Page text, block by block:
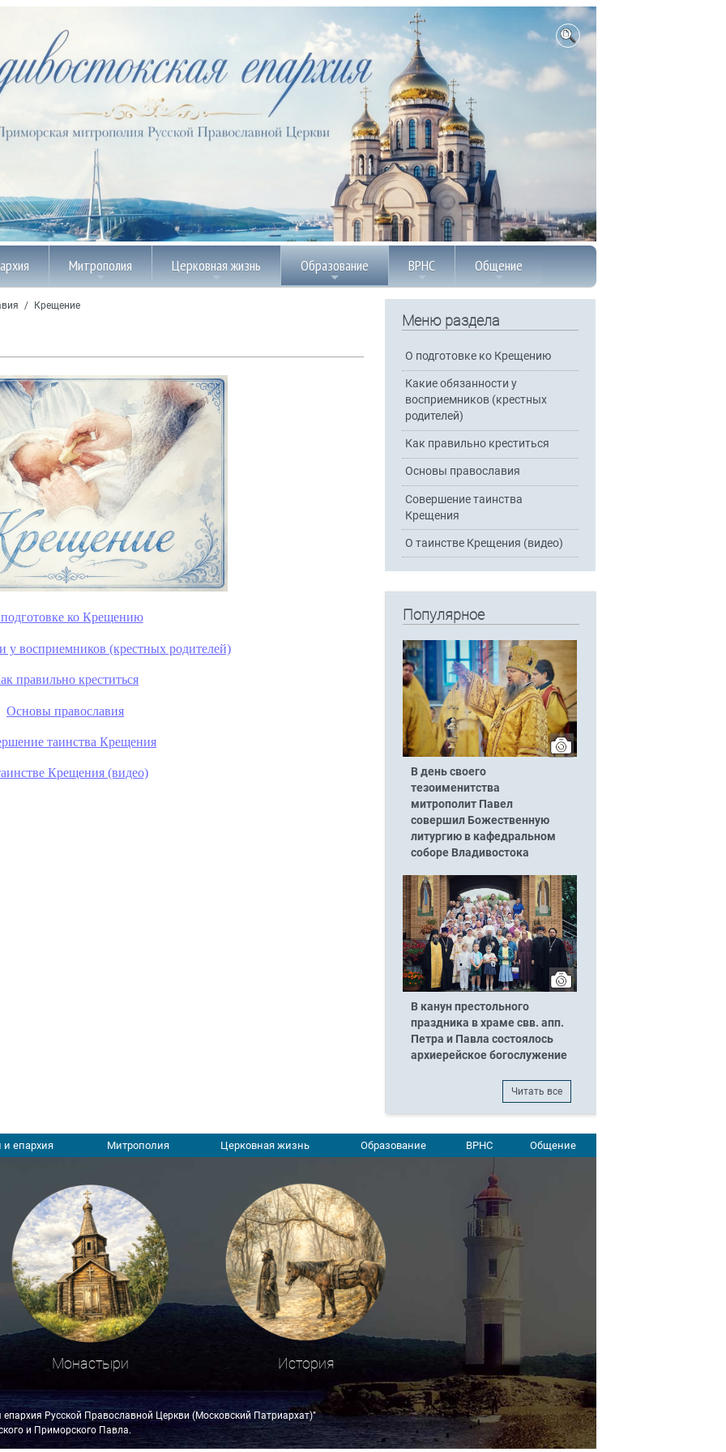
Митрополия Церковная жизнь Образование ВРНС Общение
/ Крещение
ко Крещению
у восприемников (крестных родителей)
правильно креститься
Основы православия
таинства Крещения
Крещения (видео)
Меню раздела
О подготовке ко Крещению
Какие обязанности у
восприемников (крестных
родителей)
Как правильно креститься
Основы православия
Совершение таинства
Крещения
О таинстве Крещения (видео)
Популярное
В день своего
тезоименитства
митрополит Павел
совершил Божественную
литургию в кафедральном
соборе Владивостока
В канун престольного
праздника в храме свв. апп.
Петра и Павла состоялось
архиерейское богослужение
Читать все
и епархия Митрополия Церковная жизнь Образование ВРНС Общение
Монастыри История
Русской Православной Церкви (Московский Патриархат)"
и Приморского Павла.